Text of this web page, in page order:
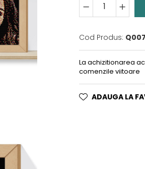
Cod Produs:
La achizitionarea
comenzile viitoare
ADAUGA LA